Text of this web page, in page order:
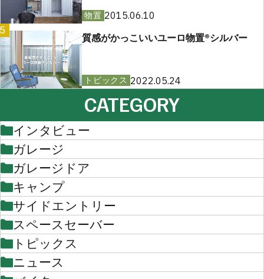
物置 2015.06.10
質感がかっこいいユーロ物置®︎シルバー
トピックス 2022.05.24
CATEGORY
インタビュー
ガレージ
ガレージドア
キャンプ
サイドエントリー
スペースセーバー
トピックス
ニュース